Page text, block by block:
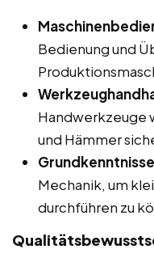
Bedienung und
Handwerkzeuge
und Hämmer
Mechanik, um
durchführen zu